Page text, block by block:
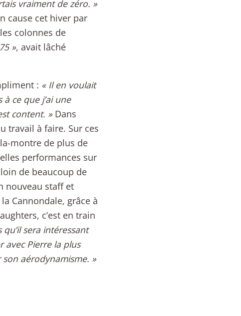
vraiment de zéro. »
cause cet hiver par
colonnes de
», avait lâché
: « Il en voulait
ce que j’ai une
content. »Dans
travail à faire. Sur ces
montre de plus de
performances sur
de beaucoup de
nouveau staff et
Cannondale, grâce à
c’est en train
sera intéressant
avec Pierre la plus
aérodynamisme. »